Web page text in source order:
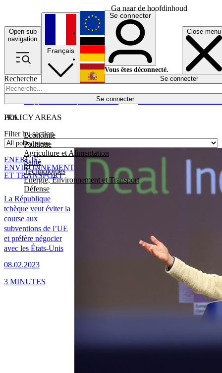
Ga naar de hoofdinhoud
Open sub
navigation
Close menu
Recherche
Se connecter
POLICY AREAS
Economie
Politique
Agriculture et Alimentation
Santé
Technologies
Energie, Environnement et Transport
Défense
Économie
Français
English
Deutsch
Español
Se connecter
Vous êtes déconnecté.
Se connecter
IRA
Filter by section
La République
tchèque veut éviter la
course aux
subventions de l’UE
et préfère négocier
avec les États-Unis
08.02.2023
ENERGIE,
ENVIRONNEMENT
ET TRANSPORT
3 MINUTES